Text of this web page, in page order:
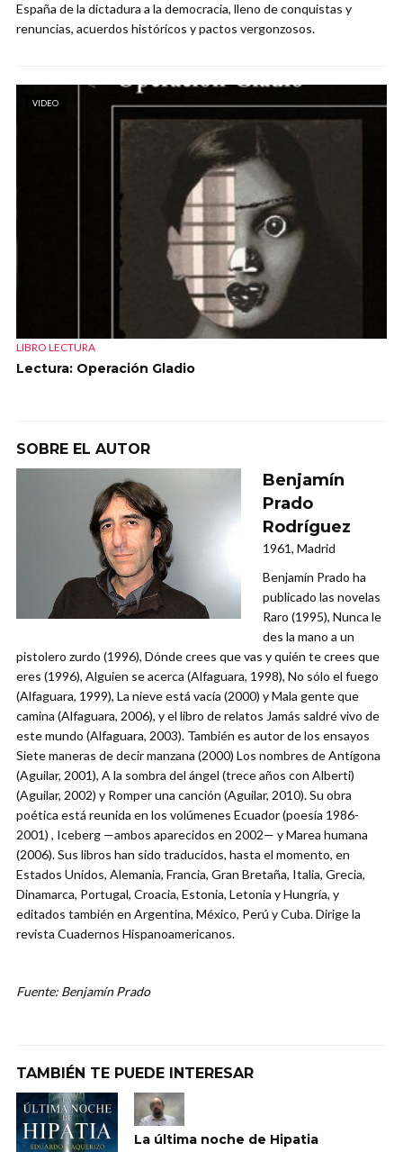
España de la dictadura a la democracia, lleno de conquistas y
renuncias, acuerdos históricos y pactos vergonzosos.
VIDEO
LIBRO LECTURA
Lectura: Operación Gladio
SOBRE EL AUTOR
Benjamín
Prado
Rodríguez
1961, Madrid
Benjamín Prado ha
publicado las novelas
Raro (1995), Nunca le
des la mano a un
pistolero zurdo (1996), Dónde crees que vas y quién te crees que
eres (1996), Alguien se acerca (Alfaguara, 1998), No sólo el fuego
(Alfaguara, 1999), La nieve está vacía (2000) y Mala gente que
camina (Alfaguara, 2006), y el libro de relatos Jamás saldré vivo de
este mundo (Alfaguara, 2003). También es autor de los ensayos
Siete maneras de decir manzana (2000) Los nombres de Antígona
(Aguilar, 2001), A la sombra del ángel (trece años con Alberti)
(Aguilar, 2002) y Romper una canción (Aguilar, 2010). Su obra
poética está reunida en los volúmenes Ecuador (poesía 1986-
2001) , Iceberg —ambos aparecidos en 2002— y Marea humana
(2006). Sus libros han sido traducidos, hasta el momento, en
Estados Unidos, Alemania, Francia, Gran Bretaña, Italia, Grecia,
Dinamarca, Portugal, Croacia, Estonia, Letonia y Hungría, y
editados también en Argentina, México, Perú y Cuba. Dirige la
revista Cuadernos Hispanoamericanos.
Fuente: Benjamín Prado
TAMBIÉN TE PUEDE INTERESAR
La última noche de Hipatia